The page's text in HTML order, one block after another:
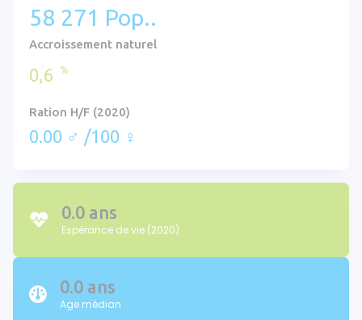
58 271 Pop..
Accroissement naturel
0,6 %
Ration H/F (2020)
0.00 ♂ /100 ♀
0.0 ans
Espérance de vie (2020)
0.0 ans
Age médian